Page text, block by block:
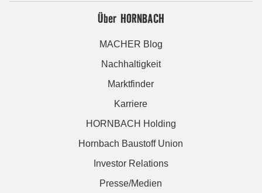
Über HORNBACH
MACHER Blog
Nachhaltigkeit
Marktfinder
Karriere
HORNBACH Holding
Hornbach Baustoff Union
Investor Relations
Presse/Medien